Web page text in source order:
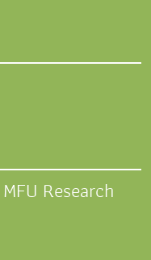
MFU Research